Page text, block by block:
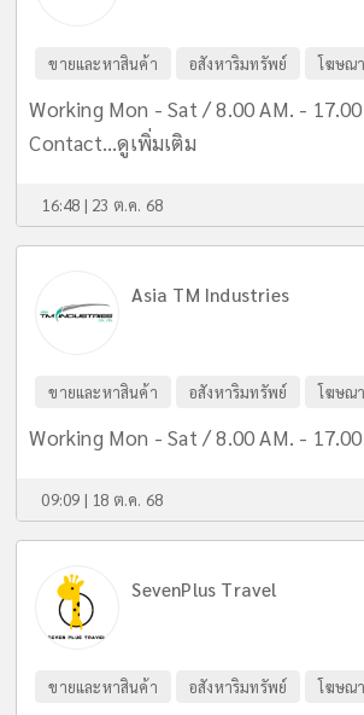
ขายและหาสินค้า อสังหาริมทรัพย์ โฆษณ
Working Mon - Sat / 8.00 AM. -
Contact...ดูเพิ่มเติม
16:48 | 23 ต.ค. 68
Asia TM Industries
ขายและหาสินค้า อสังหาริมทรัพย์ โฆษณ
Working Mon - Sat / 8.00 AM. -
09:09 | 18 ต.ค. 68
SevenPlus Travel
ขายและหาสินค้า อสังหาริมทรัพย์ โฆษณ